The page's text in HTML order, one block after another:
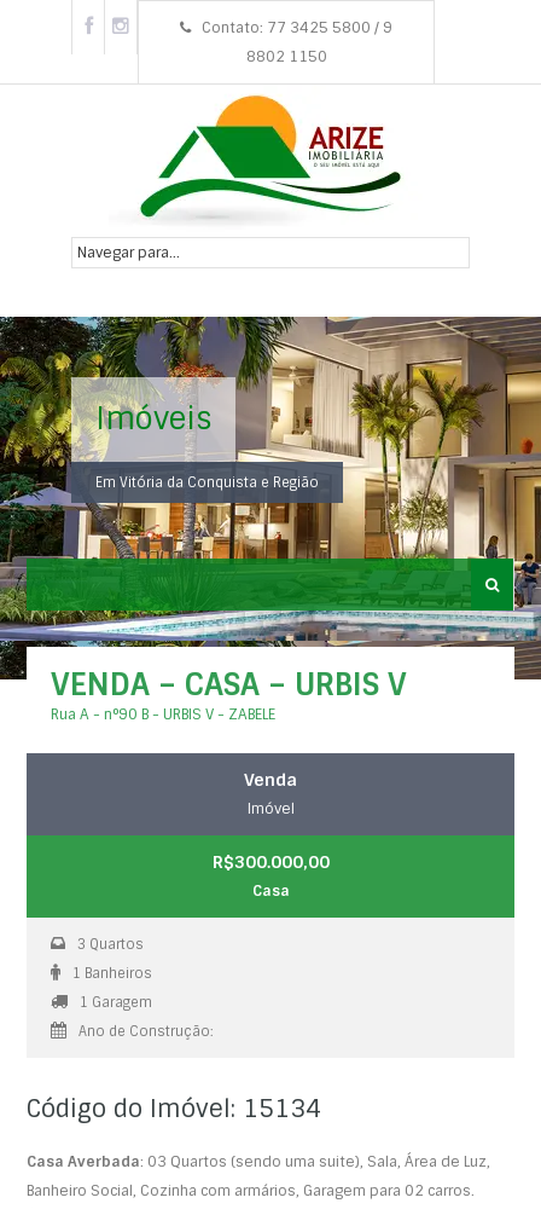
Contato: 77 3425 5800 / 9
8802 1150
Imóveis
Em Vitória da Conquista e Região
VENDA – CASA – URBIS V
Rua A - n°90 B - URBIS V - ZABELE
Venda
Imóvel
R$300.000,00
Casa
3 Quartos
1 Banheiros
1 Garagem
Ano de Construção:
Código do Imóvel: 15134
Casa Averbada: 03 Quartos (sendo uma suite), Sala, Área de Luz,
Banheiro Social, Cozinha com armários, Garagem para 02 carros.